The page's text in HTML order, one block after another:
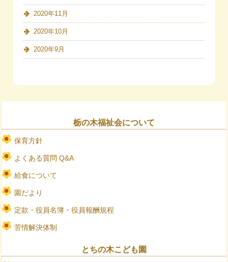
2020年11月
2020年10月
2020年9月
栃の木福祉会について
保育方針
よくある質問 Q&A
給食について
園だより
定款・役員名簿・役員報酬規程
苦情解決体制
とちの木こども園